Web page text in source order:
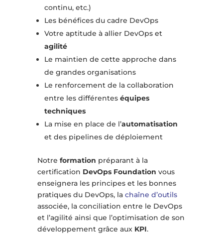
continu, etc.)
Les bénéfices du cadre DevOps
Votre aptitude à allier DevOps et
agilité
Le maintien de cette approche dans
de grandes organisations
Le renforcement de la collaboration
entre les différentes équipes
techniques
La mise en place de l’automatisation
et des pipelines de déploiement
Notre formation préparant à la
certification DevOps Foundation vous
enseignera les principes et les bonnes
pratiques du DevOps, la chaîne d’outils
associée, la conciliation entre le DevOps
et l’agilité ainsi que l’optimisation de son
développement grâce aux KPI.